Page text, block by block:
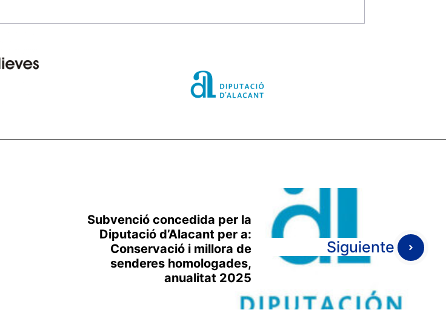
Subvenció concedida per la
Diputació d’Alacant per a:
Conservació i millora de
senderes homologades,
anualitat 2025
Siguiente